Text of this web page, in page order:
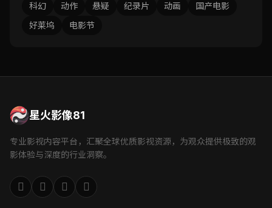
科幻 动作 悬疑 纪录片 动画
国产电影
好莱坞
电影节
星火影像81
专业影视内容平台，汇聚全球优质影视资源，为观众提供极致的观
影体验与深度的行业洞察。